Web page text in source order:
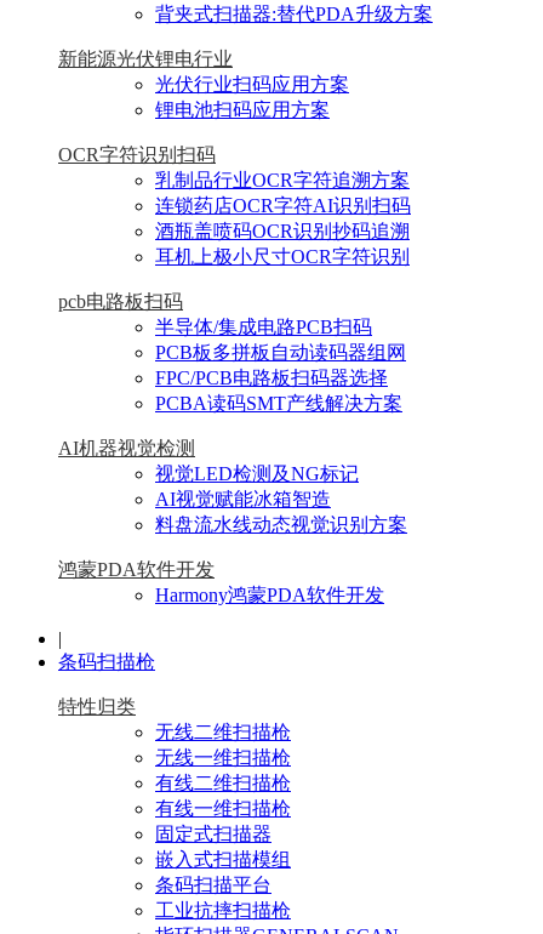
背夹式扫描器:替代PDA升级方案
新能源光伏锂电行业
光伏行业扫码应用方案
锂电池扫码应用方案
OCR字符识别扫码
乳制品行业OCR字符追溯方案
连锁药店OCR字符AI识别扫码
酒瓶盖喷码OCR识别抄码追溯
耳机上极小尺寸OCR字符识别
pcb电路板扫码
半导体/集成电路PCB扫码
PCB板多拼板自动读码器组网
FPC/PCB电路板扫码器选择
PCBA读码SMT产线解决方案
AI机器视觉检测
视觉LED检测及NG标记
AI视觉赋能冰箱智造
料盘流水线动态视觉识别方案
鸿蒙PDA软件开发
Harmony鸿蒙PDA软件开发
|
条码扫描枪
特性归类
无线二维扫描枪
无线一维扫描枪
有线二维扫描枪
有线一维扫描枪
固定式扫描器
嵌入式扫描模组
条码扫描平台
工业抗摔扫描枪